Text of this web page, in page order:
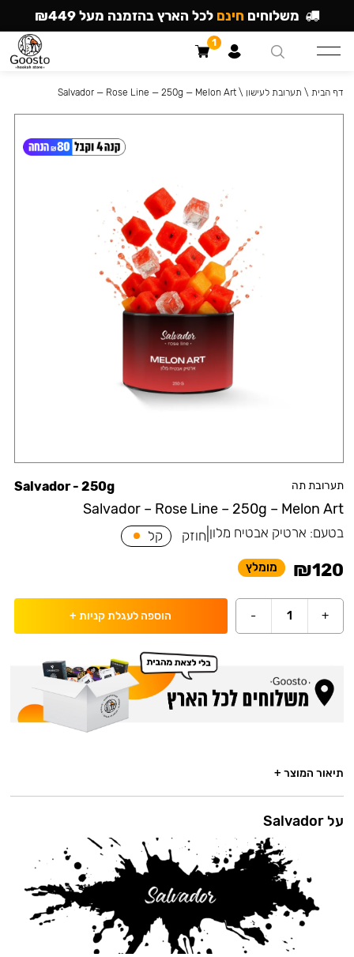
תערובת תה
Salvador – Rose Line – 250g – Melon Art
Salvador - 250g
בטעם: ארטיק אבטיח מלון חוזק קל
₪120 מומלץ
+
1
- הוספה לעגלת קניות +
דף הבית \ תערובת לעישון \
Salvador — Rose Line — 250g — Melon Art
תיאור המוצר +
על Salvador
משלוחים חינם לכל הארץ בהזמנה מעל ₪449
1